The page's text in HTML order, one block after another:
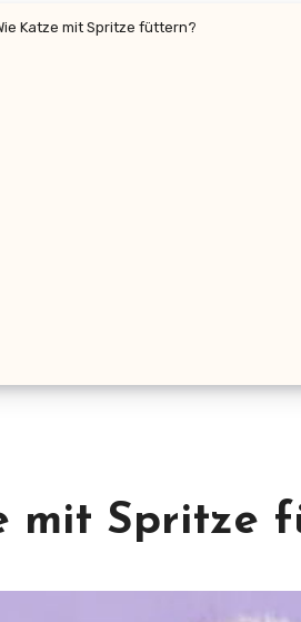
Katze mit Spritze füttern?
mit Spritze